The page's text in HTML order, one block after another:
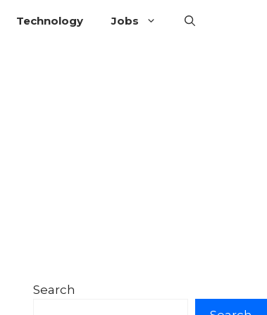
Technology Jobs
Search